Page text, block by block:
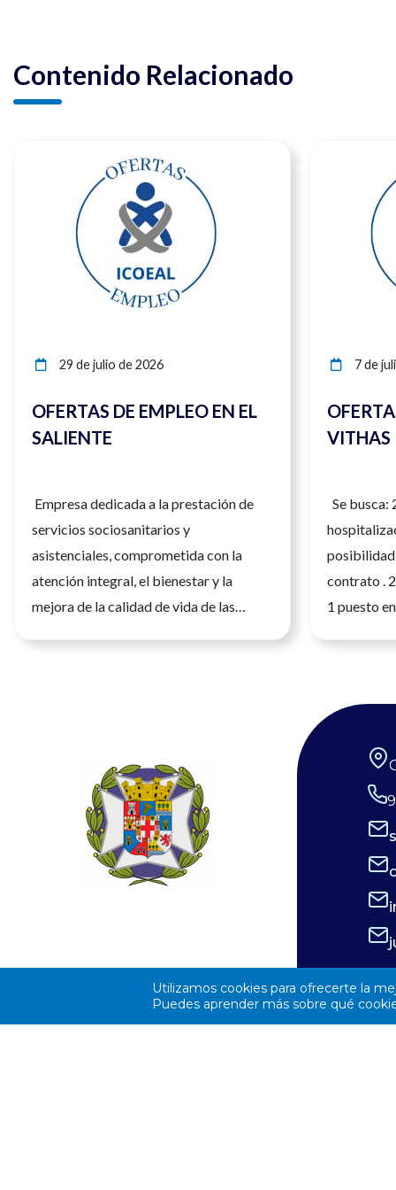
Contenido Relacionado
29 de julio de 2026
OFERTAS DE EMPLEO EN EL
SALIENTE
Empresa dedicada a la prestación de
servicios sociosanitarios y
asistenciales, comprometida con la
atención integral, el bienestar y la
mejora de la calidad de vida de las
profesionales. Si eres enfermero/a y
deseas formar parte de un equipo
comprometido con la excelencia en la
atención, esta puede ser una gran
oportunidad para impulsar tu carrera
profesional. ¿Te interesa esta oferta?
62 06 06 o
7 de
VITHAS
Se busca:
posibilidad
contrato .
1 puesto
Utilizamos cookies para ofrecerte la
Puedes aprender más sobre qué